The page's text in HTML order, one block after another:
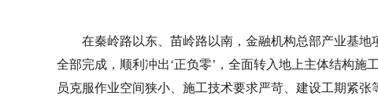
在秦岭路以东、苗岭路以南，金融机构总部产业基
全部完成，顺利冲出‘正负零’，全面转入地上主体结构
员克服作业空间狭小、施工技术要求严苛、建设工期紧张